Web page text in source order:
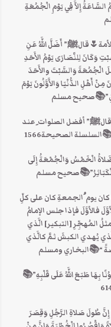
السَّاعَةُ إِلاَّ فِي يَوْمِ الْجُمُعَةِ
أَضَلَّ اللَّهُ عَنِ
وَكَانَ لِلنَّصَارَى يَوْمُ الأَحَدِ
الْجُمُعَةَ وَالسَّبْتَ والأَحَدَ
أَهْلِ الدُّنْيَا وَالأَوَّلُونَ يَوْمَ
مسلم
أفضل الصلوات ِعند
الصحيحة1566
الْخَمْسُ وَالْجُمْعَةُ إِلَى
مسلم
يوم ُالجمعةِ كان على كلِّ
فالأوَّلَ فإذا جلس الإمامُ
المُهجِّرِ [التبكير] الَّذي
يُهدي الكبشَ ثمَّ كالَّذي
“📚البخاري ومسلم
طَبَعَ اللَّهُ عَلَى قَلْبِهِ”📚
طُولَ صَلاةِ الرَّجُلِ وَقِصَرَ